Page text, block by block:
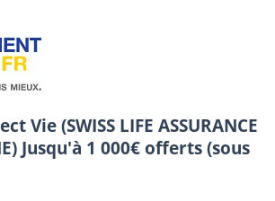
Vie (SWISS LIFE ASSURANCE
Jusqu'à 1 000€ offerts (sous